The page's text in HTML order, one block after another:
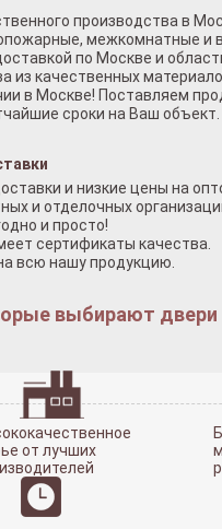
производства в
межкомнатные и
по Москве и
из качественных
в Москве! Поставляем
сроки на Ваш объект.
и низкие цены на
и отделочных
и просто!
сертификаты качества.
всю нашу продукцию.
выбирают двери
от лучших